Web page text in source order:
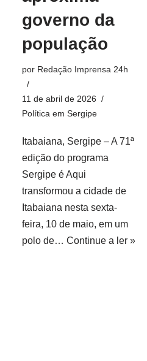
governo da
população
por Redação Imprensa 24h
11 de abril de 2026
Política em Sergipe
Itabaiana, Sergipe – A 71ª
edição do programa
Sergipe é Aqui
transformou a cidade de
Itabaiana nesta sexta-
feira, 10 de maio, em um
polo de… Continue a ler »